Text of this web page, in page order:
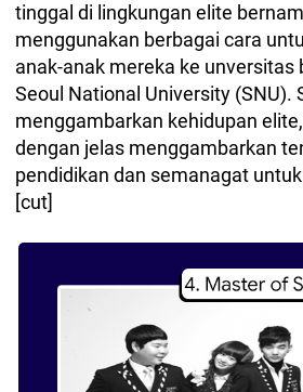
tinggal di lingkungan elite
menggunakan berbagai cara
anak-anak mereka ke unversitas
Seoul National University (SNU).
menggambarkan kehidupan
dengan jelas menggambarkan
pendidikan dan semanagat
[cut]